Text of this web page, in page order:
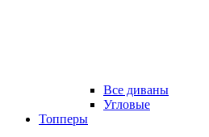
Все диваны
Угловые
Топперы